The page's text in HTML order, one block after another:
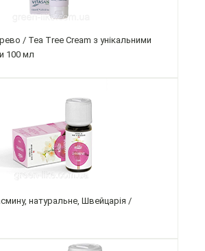
/ Tea Tree Cream з унікальними
100 мл
натуральне, Швейцарія /